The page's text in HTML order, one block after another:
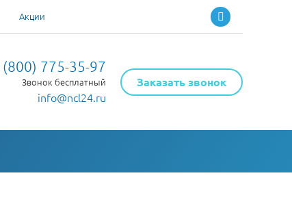
Акции
(800) 775-35-97
Звонок бесплатный
info@ncl24.ru
Заказать звонок